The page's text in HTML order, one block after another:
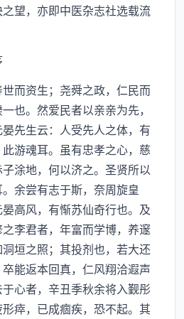
望，亦即中医杂志社选载流
而资生；尧舜之政，仁民而
也。然爱民者以亲亲为先，
先生云：人受先人之体，有
游魂耳。虽有忠孝之心，慈
涂地，何以济之。圣贤所以
余尝有志于斯，奈周旋皇
高风，有惭苏仙奇行也。及
李君者，年富而学博，养邃
垣之照；其投剂也，若大还
能返本回真，仁风翔洽遐声
心者，辛丑季秋余将入觐彤
瘁，已成痼疾，恐不起。其